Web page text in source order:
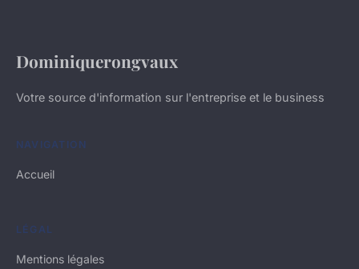
Dominiquerongvaux
Votre source d'information sur l'entreprise et le business
NAVIGATION
Accueil
LÉGAL
Mentions légales